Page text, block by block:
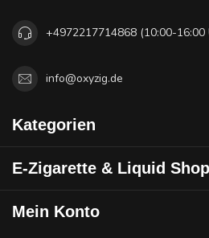
+4972217714868 (10:00-16:00
info@oxyzig.de
Kategorien
E-Zigarette & Liquid
Mein Konto